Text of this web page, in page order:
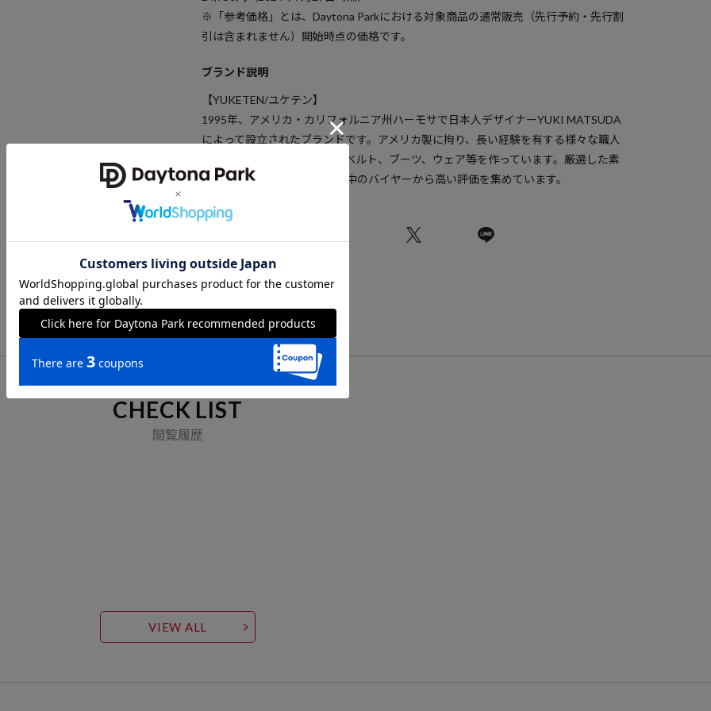
※「参考価格」とは、Daytona Parkにおける対象商品の通常販売（先行予約・先行割
引は含まれません）開始時点の価格です。
ブランド説明
【YUKETEN/ユケテン】
1995年、アメリカ・カリフォルニア州ハーモサで日本人デザイナーYUKI MATSUDA
によって設立されたブランドです。アメリカ製に拘り、長い経験を有する様々な職人
の手によってモカシン、鞄、ベルト、ブーツ、ウェア等を作っています。厳選した素
材選びと拘りの物作りで世界中のバイヤーから高い評価を集めています。
VIEW ALL
CHECK LIST
閲覧履歴
VIEW ALL